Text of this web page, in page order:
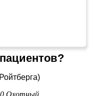
Охотный